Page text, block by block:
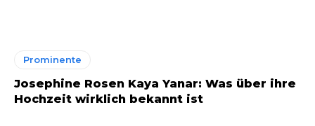
Prominente
Josephine Rosen Kaya Yanar: Was über ihre
Hochzeit wirklich bekannt ist